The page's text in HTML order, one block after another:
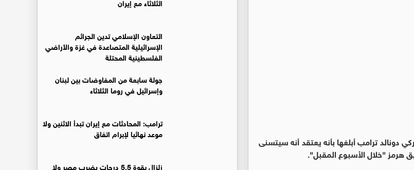
دونالد ترامب أبلغها بأنه يعتقد أنه سيتسنى
هرمز "خلال الأسبوع المقبل".
التعاون الإسلامي تدين الجرائم
الإسرائيلية المتصاعدة في غزة والأراضي
الفلسطينية المحتلة
جولة سابعة من المفاوضات بين لبنان
وإسرائيل في روما الثلاثاء
ترامب: المحادثات مع إيران تبدأ الاثنين ولا
موعد نهائيا لإبرام اتفاق
زلزال بقوة 5.5 درجات يضرب مصر ولا